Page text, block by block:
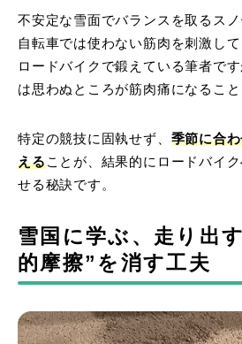
不安定な雪面でバランスを取るスノ
自転車では使わない筋肉を刺激し
ロードバイクで鍛えている筆者で
は思わぬところが筋肉痛になること
特定の競技に固執せず、 季節に合
えることが、結果的にロードバイ
せる秘訣です。
雪国に学ぶ、走り出
的摩擦”を消す工夫